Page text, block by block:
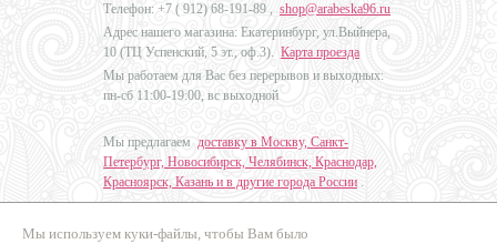
Мы используем куки-файлы, чтобы Вам было
Телефон: +7 ( 912) 68-191-89 , shop@arabeska96.ru
Адрес нашего магазина: Екатеринбург, ул.Выйнера,
10 (ТЦ Успенский, 5 эт., оф.3). Карта проезда
Мы работаем для Вас без перерывов и выходных:
пн-сб 11:00-19:00, вс выходной
Мы предлагаем доставку в Москву, Санкт-
Петербург, Новосибирск, Челябинск, Краснодар,
Красноярск, Казань и в другие города России .